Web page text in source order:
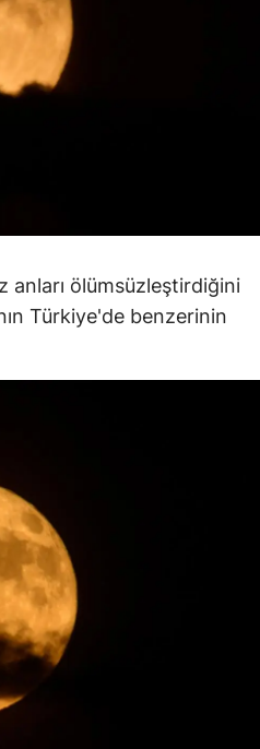
anları ölümsüzleştirdiğini
Türkiye'de benzerinin